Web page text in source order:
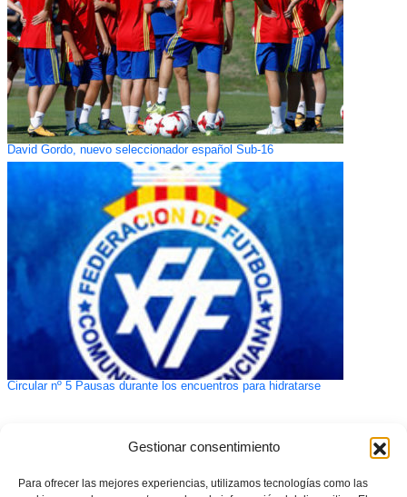
Gestionar consentimiento
Para ofrecer las mejores experiencias, utilizamos tecnologías como las
David Gordo, nuevo seleccionador español Sub-16
Circular nº 5 Pausas durante los encuentros para hidratarse